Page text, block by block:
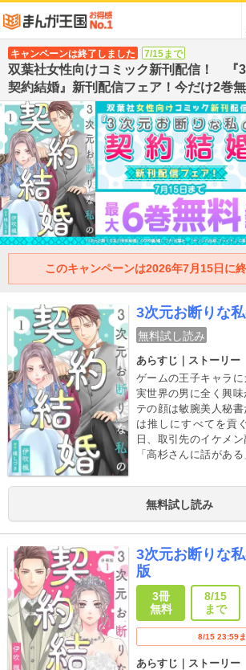
キャンペーンは終了しました 7/15まで
双葉社女性向けコミック新刊配信！ 『
契約結婚』新刊配信フェア！今だけ2巻無
このキャンペーンは2026年7月15日に終
3次元お断りな
無料試し読み
あらすじ｜ストーリー
ゲームの王子キャラ
実世界の男に全く興
テの顔は敏腕美人秘
は推しにすべてを貢
日、取引先のイケメン
「高杉さんに話があ
発言と、「契約内容
打算と利害でつなが
無料試し読み
3次元お断りな
版
3冊
無料
8/15
まで
8/15 23:59
あらすじ｜ストーリー